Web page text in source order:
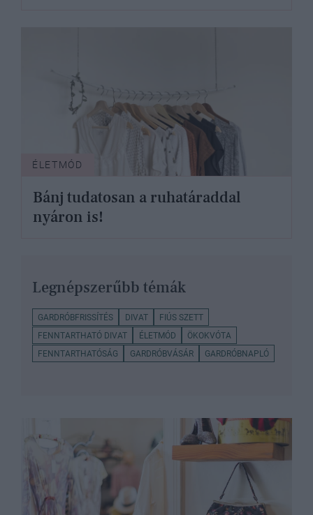
ÉLETMÓD
Bánj tudatosan a ruhatáraddal
nyáron is!
Legnépszerűbb témák
GARDRÓBFRISSÍTÉS DIVAT
FIÚS SZETT
FENNTARTHATÓ DIVAT
ÉLETMÓD
ÖKOKVÓTA
FENNTARTHATÓSÁG
GARDRÓBVÁSÁR GARDRÓBNAPLÓ